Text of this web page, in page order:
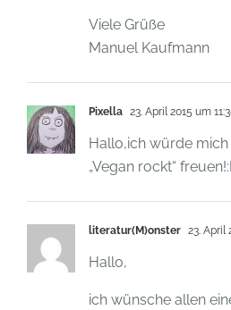
Viele Grüße
Manuel Kaufmann
Pixella 23. April 2015 um
Hallo,ich würde
„Vegan rockt“
literatur(M)onster 23. April
Hallo,
ich wünsche allen